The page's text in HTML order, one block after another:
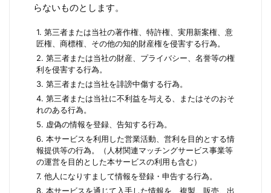
らないものとします。
1. 第三者または当社の著作権、特許権、実用新案権、意
匠権、商標権、その他の知的財産権を侵害する行為。
2. 第三者または当社の財産、プライバシー、名誉等の権
利を侵害する行為。
3. 第三者または当社を誹謗中傷する行為。
4. 第三者または当社に不利益を与える、またはそのおそ
れのある行為。
5. 虚偽の情報を登録、告知する行為。
6. 本サービスを利用した営業活動、営利を目的とする情
報提供等の行為。（人材関連マッチングサービス事業等
の運営を目的とした本サービスの利用も含む）
7. 他人になりすまして情報を登録・申告する行為。
8. 本サービスを通じて入手した情報を、複製、販売、出